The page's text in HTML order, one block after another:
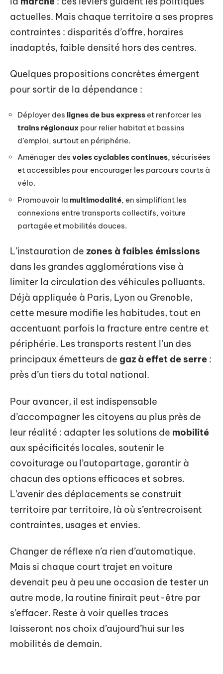
actuelles. Mais chaque territoire a ses propres
contraintes : disparités d’offre, horaires
inadaptés, faible densité hors des centres.
Quelques propositions concrètes émergent
pour sortir de la dépendance :
Déployer des lignes de bus express et renforcer les
trains régionaux pour relier habitat et bassins
d’emploi, surtout en périphérie.
Aménager des voies cyclables continues, sécurisées
et accessibles pour encourager les parcours courts à
vélo.
Promouvoir la multimodalité, en simplifiant les
connexions entre transports collectifs, voiture
partagée et mobilités douces.
L’instauration de zones à faibles émissions
dans les grandes agglomérations vise à
limiter la circulation des véhicules polluants.
Déjà appliquée à Paris, Lyon ou Grenoble,
cette mesure modifie les habitudes, tout en
accentuant parfois la fracture entre centre et
périphérie. Les transports restent l’un des
principaux émetteurs de gaz à effet de serre :
près d’un tiers du total national.
Pour avancer, il est indispensable
d’accompagner les citoyens au plus près de
leur réalité : adapter les solutions de mobilité
aux spécificités locales, soutenir le
covoiturage ou l’autopartage, garantir à
chacun des options efficaces et sobres.
L’avenir des déplacements se construit
territoire par territoire, là où s’entrecroisent
contraintes, usages et envies.
Changer de réflexe n’a rien d’automatique.
Mais si chaque court trajet en voiture
devenait peu à peu une occasion de tester un
autre mode, la routine finirait peut-être par
s’effacer. Reste à voir quelles traces
laisseront nos choix d’aujourd’hui sur les
mobilités de demain.